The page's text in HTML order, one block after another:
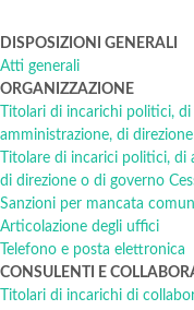
DISPOSIZIONI GENERALI
Atti generali
ORGANIZZAZIONE
Titolari di incarichi politici, di
amministrazione, di
Titolare di incarici politici, di
di direzione o di governo
Sanzioni per mancata
Articolazione degli uffici
Telefono e posta elettronica
CONSULENTI E
Titolari di incarichi di